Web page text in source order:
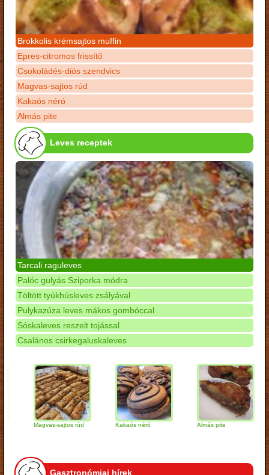
Brokkolis krémsajtos muffin
Epres-citromos frissítő
Csokoládés-diós szendvics
Magvas-sajtos rúd
Kakaós néró
Almás pite
Leves receptek
Tarcali raguleves
Palóc gulyás Sziporka módra
Töltött tyúkhúsleves zsályával
Pulykazúza leves mákos gombóccal
Sóskaleves reszelt tojással
Csalános csirkegaluskaleves
Magvas-sajtos rúd Kakaós néró Almás pite
Gasztronómiai hírek